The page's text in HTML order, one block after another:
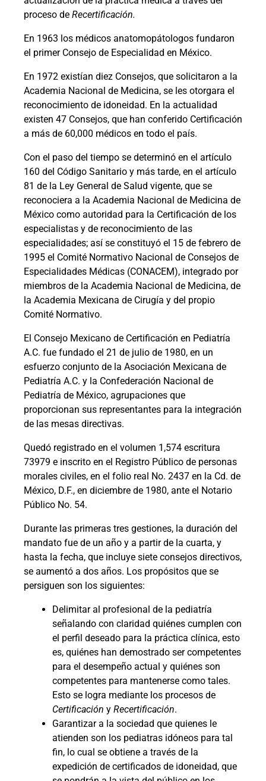
proceso de Recertificación.
En 1963 los médicos anatomopátologos fundaron
el primer Consejo de Especialidad en México.
En 1972 existían diez Consejos, que solicitaron a la
Academia Nacional de Medicina, se les otorgara el
reconocimiento de idoneidad. En la actualidad
existen 47 Consejos, que han conferido Certificación
a más de 60,000 médicos en todo el país.
Con el paso del tiempo se determinó en el artículo
160 del Código Sanitario y más tarde, en el artículo
81 de la Ley General de Salud vigente, que se
reconociera a la Academia Nacional de Medicina de
México como autoridad para la Certificación de los
especialistas y de reconocimiento de las
especialidades; así se constituyó el 15 de febrero de
1995 el Comité Normativo Nacional de Consejos de
Especialidades Médicas (CONACEM), integrado por
miembros de la Academia Nacional de Medicina, de
la Academia Mexicana de Cirugía y del propio
Comité Normativo.
El Consejo Mexicano de Certificación en Pediatría
A.C. fue fundado el 21 de julio de 1980, en un
esfuerzo conjunto de la Asociación Mexicana de
Pediatría A.C. y la Confederación Nacional de
Pediatría de México, agrupaciones que
proporcionan sus representantes para la integración
de las mesas directivas.
Quedó registrado en el volumen 1,574 escritura
73979 e inscrito en el Registro Público de personas
morales civiles, en el folio real No. 2437 en la Cd. de
México, D.F., en diciembre de 1980, ante el Notario
Público No. 54.
Durante las primeras tres gestiones, la duración del
mandato fue de un año y a partir de la cuarta, y
hasta la fecha, que incluye siete consejos directivos,
se aumentó a dos años. Los propósitos que se
persiguen son los siguientes:
Delimitar al profesional de la pediatría
señalando con claridad quiénes cumplen con
el perfil deseado para la práctica clínica, esto
es, quiénes han demostrado ser competentes
para el desempeño actual y quiénes son
competentes para mantenerse como tales.
Esto se logra mediante los procesos de
Certificación y Recertificación.
Garantizar a la sociedad que quienes le
atienden son los pediatras idóneos para tal
fin, lo cual se obtiene a través de la
expedición de certificados de idoneidad, que